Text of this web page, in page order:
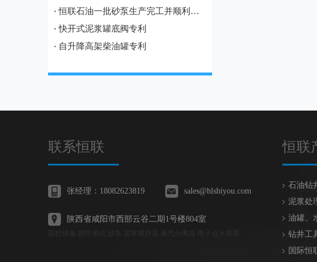
恒联石油一批砂泵生产完工并顺利发往宝鸡
快开式泥浆罐底阀专利
自升降高架柴油罐专利
联系恒联
张经理：18082623819 sales@hlshiyou.com
陕西省咸阳市西部云谷二期1号楼804室
恒联
石油钻
泥浆处
油罐、
钻井工
国际恒